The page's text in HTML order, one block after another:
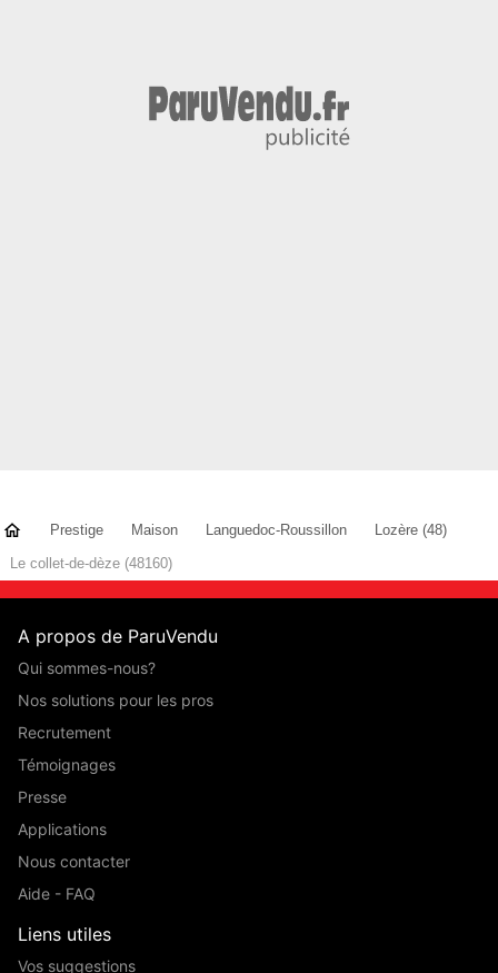
Prestige Maison Languedoc-Roussillon
Lozère (48)
Le collet-de-dèze (48160)
A propos de ParuVendu
Qui sommes-nous?
Nos solutions pour les pros
Recrutement
Témoignages
Presse
Applications
Nous contacter
Aide - FAQ
Liens utiles
Vos suggestions